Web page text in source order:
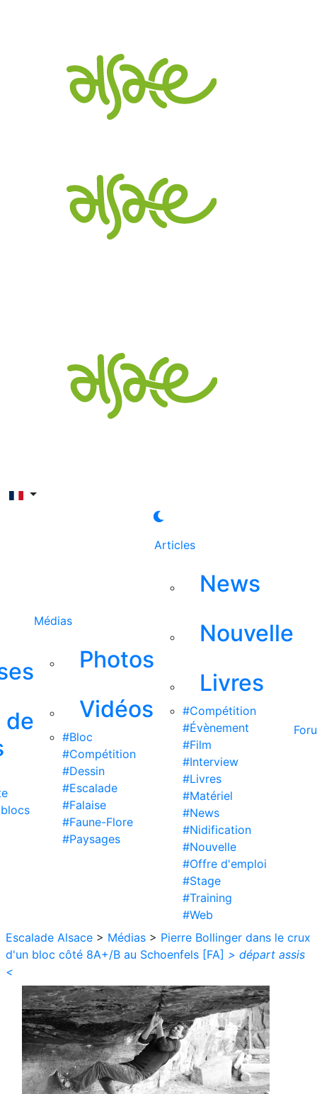
de
Médias
Photos
Vidéos
#Bloc
#Compétition
#Dessin
#Escalade
#Falaise
#Faune-Flore
#Paysages
Articles
News
Nouvelle
Livres
#Compétition
#Évènement
#Film
#Interview
#Livres
#Matériel
#News
#Nidification
#Nouvelle
#Offre d'emploi
#Stage
#Training
#Web
Escalade Alsace > Médias > Pierre Bollinger dans le crux
d'un bloc côté 8A+/B au Schoenfels [FA] > départ assis
<